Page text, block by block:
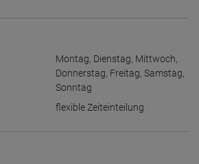
Montag, Dienstag, Mittwoch,
Donnerstag, Freitag, Samstag,
Sonntag
flexible Zeiteinteilung